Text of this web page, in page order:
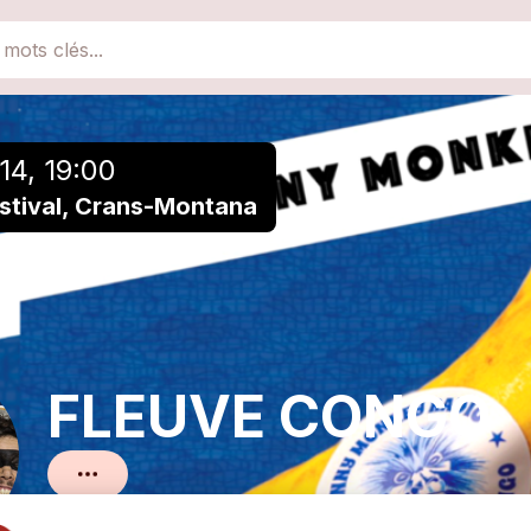
19:00
Crans-Montana
FLEUVE CONGO
Ajouter à une playlist